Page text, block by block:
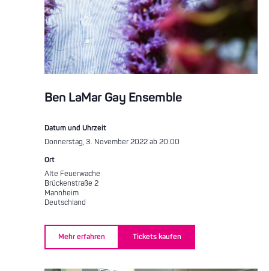
Ben LaMar Gay Ensemble
Datum und Uhrzeit
Donnerstag, 3. November 2022 ab 20:00
Ort
Alte Feuerwache
Brückenstraße 2
Mannheim
Deutschland
Mehr erfahren Tickets kaufen